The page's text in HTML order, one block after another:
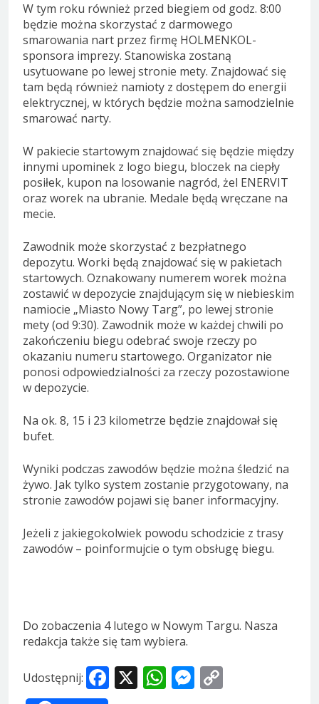
W tym roku również przed biegiem od godz. 8:00
będzie można skorzystać z darmowego
smarowania nart przez firmę HOLMENKOL-
sponsora imprezy. Stanowiska zostaną
usytuowane po lewej stronie mety. Znajdować się
tam będą również namioty z dostępem do energii
elektrycznej, w których będzie można samodzielnie
smarować narty.
W pakiecie startowym znajdować się będzie między
innymi upominek z logo biegu, bloczek na ciepły
posiłek, kupon na losowanie nagród, żel ENERVIT
oraz worek na ubranie. Medale będą wręczane na
mecie.
Zawodnik może skorzystać z bezpłatnego
depozytu. Worki będą znajdować się w pakietach
startowych. Oznakowany numerem worek można
zostawić w depozycie znajdującym się w niebieskim
namiocie „Miasto Nowy Targ”, po lewej stronie
mety (od 9:30). Zawodnik może w każdej chwili po
zakończeniu biegu odebrać swoje rzeczy po
okazaniu numeru startowego. Organizator nie
ponosi odpowiedzialności za rzeczy pozostawione
w depozycie.
Na ok. 8, 15 i 23 kilometrze będzie znajdował się
bufet.
Wyniki podczas zawodów będzie można śledzić na
żywo. Jak tylko system zostanie przygotowany, na
stronie zawodów pojawi się baner informacyjny.
Jeżeli z jakiegokolwiek powodu schodzicie z trasy
zawodów – poinformujcie o tym obsługę biegu.
Do zobaczenia 4 lutego w Nowym Targu. Nasza
redakcja także się tam wybiera.
Udostępnij: Facebook
X WhatsApp
Messenger